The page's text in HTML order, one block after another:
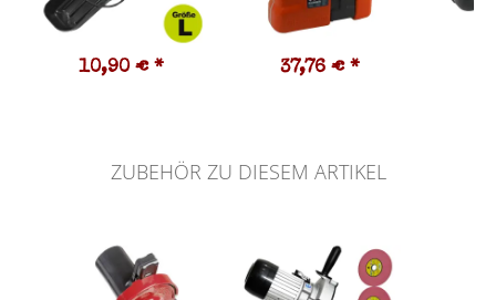
10,90 € * 37,76 € *
ZUBEHÖR ZU DIESEM ARTIKEL